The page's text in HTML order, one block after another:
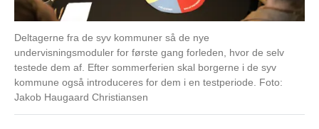
Deltagerne fra de syv kommuner så de nye
undervisningsmoduler for første gang forleden, hvor de selv
testede dem af. Efter sommerferien skal borgerne i de syv
kommune også introduceres for dem i en testperiode. Foto:
Jakob Haugaard Christiansen